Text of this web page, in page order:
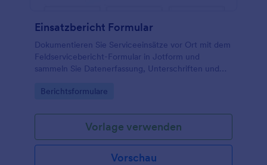
Einsatzbericht Formular
Dokumentieren Sie Serviceeinsätze vor Ort mit dem
Feldservicebericht-Formular in Jotform und
sammeln Sie Datenerfassung, Unterschriften und
Serviceteams in Handwerk, IT und Wartung.
Go to Category:
Berichtsformulare
Vorlage verwenden
Vorschau